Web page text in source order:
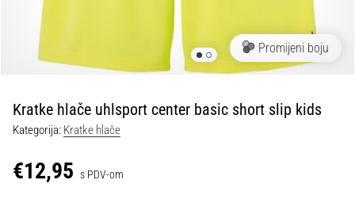
obradu
sportske
•
Play
Promijeni boju
Kratke hlače uhlsport center basic short slip kids
Kategorija: Kratke hlače
€12,95 s PDV-om